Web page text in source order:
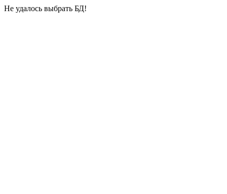
Не удалось выбрать БД!